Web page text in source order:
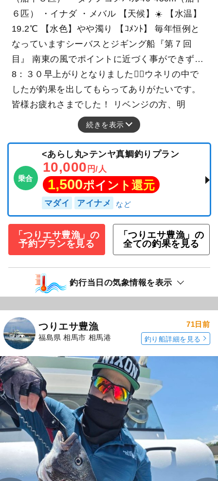
６匹） ・イナダ ・メバル 【天候】☀️ 【水温】
19.2℃ 【水色】やや濁り 【ｺﾒﾝﾄ】 毎年恒例と
なっていますシーバスとジギング船『第７回
目』 南東の風でポイントに近づく事ができず…
8：３０早上がりとなりました🙇‍♀️ウネリの中で
したが釣果を出してもらってありがたいです。
皆様お疲れさまでした！ リベンジの方、明
続きを表示
乗合
<あらし丸>テンヤ真鯛釣りプラン
10,000 円/人
1,500ポイント還元
マダイ アイナメ
「つりエサ豊漁」の
予約プランを見る
「つりエサ豊漁」の
全ての釣果を見る
釣行当日の気象情報を表示
つりエサ豊漁
福島県 相馬市 相馬港
71日前
釣り船詳細を見る